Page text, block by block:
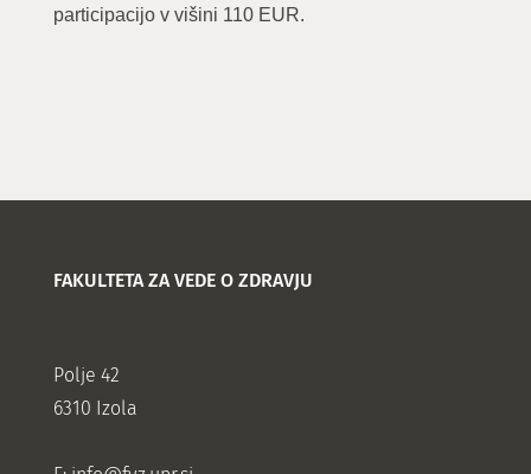
participacijo v višini 110 EUR.
FAKULTETA ZA VEDE O ZDRAVJU
Polje 42
6310 Izola